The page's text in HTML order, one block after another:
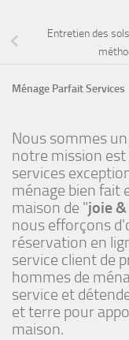
Entretien des
Ménage Parfait Services
Nous sommes
notre mission
services
ménage bien fait
maison de "joie
nous efforçons
réservation en
service client de
hommes de
service et
et terre pour
maison.